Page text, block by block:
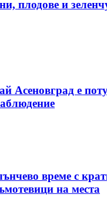
плодове и
Асеновград е
време с
на места